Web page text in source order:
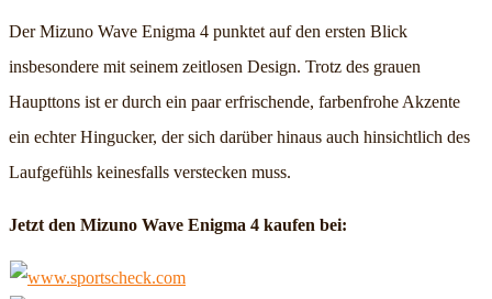
Der Mizuno Wave Enigma 4 punktet auf den ersten Blick
insbesondere mit seinem zeitlosen Design. Trotz des grauen
Haupttons ist er durch ein paar erfrischende, farbenfrohe Akzente
ein echter Hingucker, der sich darüber hinaus auch hinsichtlich des
Laufgefühls keinesfalls verstecken muss.
Jetzt den Mizuno Wave Enigma 4 kaufen bei: